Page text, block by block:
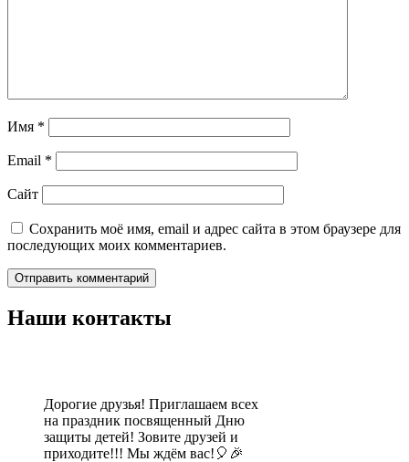
Имя *
Email *
Сайт
Сохранить моё имя, email и адрес сайта в этом браузере для
последующих моих комментариев.
Наши контакты
Дорогие друзья! Приглашаем всех
на праздник посвященный Дню
защиты детей! Зовите друзей и
приходите!!! Мы ждём вас!🎈🎉